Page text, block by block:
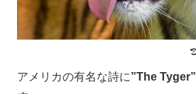
アメリカの有名な詩に”The Tyger”